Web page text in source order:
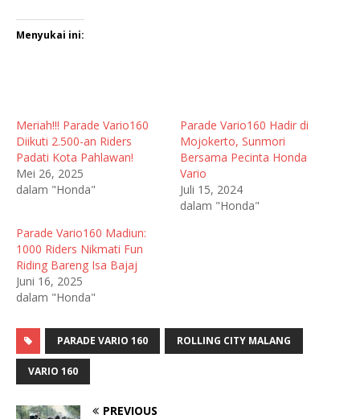
Menyukai ini:
Meriah!!! Parade Vario160
Diikuti 2.500-an Riders
Padati Kota Pahlawan!
Mei 26, 2025
dalam "Honda"
Parade Vario160 Hadir di
Mojokerto, Sunmori
Bersama Pecinta Honda
Vario
Juli 15, 2024
dalam "Honda"
Parade Vario160 Madiun:
1000 Riders Nikmati Fun
Riding Bareng Isa Bajaj
Juni 16, 2025
dalam "Honda"
PARADE VARIO 160 ROLLING CITY MALANG
VARIO 160
PREVIOUS